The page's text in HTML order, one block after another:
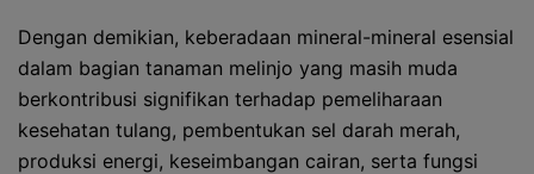
Dengan demikian, keberadaan mineral-mineral esensial
dalam bagian tanaman melinjo yang masih muda
berkontribusi signifikan terhadap pemeliharaan
kesehatan tulang, pembentukan sel darah merah,
produksi energi, keseimbangan cairan, serta fungsi